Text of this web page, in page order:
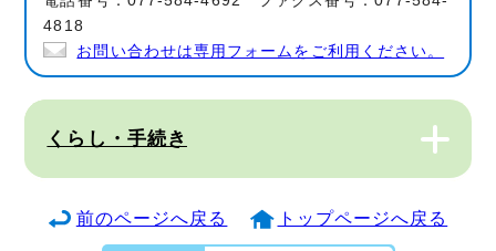
4818
お問い合わせは専用フォームをご利用ください。
くらし・手続き
前のページへ戻る トップページへ戻る